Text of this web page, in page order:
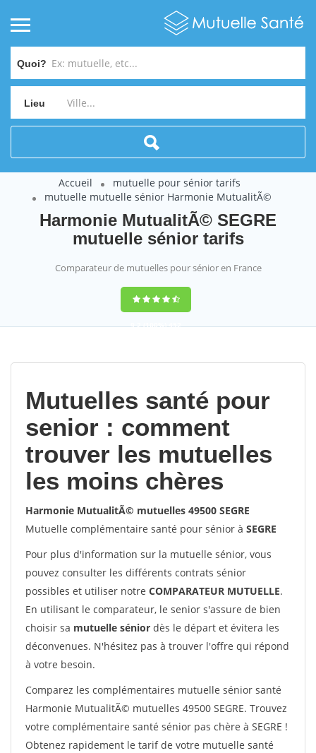
Quoi?
Lieu
Accueil
mutuelle pour sénior tarifs
mutuelle mutuelle sénior Harmonie MutualitÃ©
Harmonie MutualitÃ© SEGRE
mutuelle sénior tarifs
Comparateur de mutuelles pour sénior en France
9,2(100%)452
Mutuelles santé pour
senior : comment
trouver les mutuelles
les moins chères
Harmonie MutualitÃ© mutuelles 49500 SEGRE
Mutuelle complémentaire santé pour sénior à SEGRE
Pour plus d'information sur la mutuelle sénior, vous
pouvez consulter les différents contrats sénior
possibles et utiliser notre COMPARATEUR MUTUELLE.
En utilisant le comparateur, le senior s'assure de bien
choisir sa mutuelle sénior dès le départ et évitera les
déconvenues. N'hésitez pas à trouver l'offre qui répond
à votre besoin.
Comparez les complémentaires mutuelle sénior santé
Harmonie MutualitÃ© mutuelles 49500 SEGRE. Trouvez
votre complémentaire santé sénior pas chère à SEGRE !
Obtenez rapidement le tarif de votre mutuelle santé